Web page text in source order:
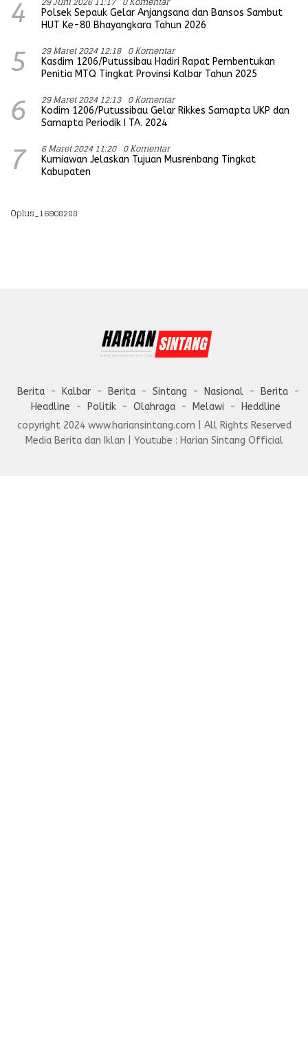
4
Polsek Sepauk Gelar Anjangsana dan Bansos Sambut
HUT Ke-80 Bhayangkara Tahun 2026
5 29 Maret 2024 12:18 0 Komentar
Kasdim 1206/Putussibau Hadiri Rapat Pembentukan
Penitia MTQ Tingkat Provinsi Kalbar Tahun 2025
6 29 Maret 2024 12:13 0 Komentar
Kodim 1206/Putussibau Gelar Rikkes Samapta UKP dan
Samapta Periodik I TA. 2024
7 6 Maret 2024 11:20 0 Komentar
Kurniawan Jelaskan Tujuan Musrenbang Tingkat
Kabupaten
Oplus_16908288
Berita Kalbar Berita Sintang Nasional
Berita
Headline
Politik Olahraga Melawi
Heddline
copyright 2024 www.hariansintang.com | All Rights Reserved
Media Berita dan Iklan | Youtube : Harian Sintang Official